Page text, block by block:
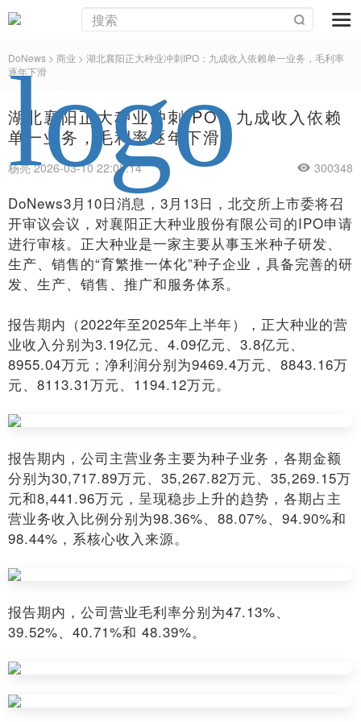
DoNews > 商业 > 湖北襄阳正大种业冲刺IPO：九成收入依赖单一业务，毛利率
逐年下滑
湖北襄阳正大种业冲刺IPO：九成收入依赖
单一业务，毛利率逐年下滑
杨亮 2026-03-10 22:08:14 300348
DoNews3月10日消息，3月13日，北交所上市委将召
开审议会议，对襄阳正大种业股份有限公司的IPO申请
进行审核。正大种业是一家主要从事玉米种子研发、
生产、销售的“育繁推一体化”种子企业，具备完善的研
发、生产、销售、推广和服务体系。
报告期内（2022年至2025年上半年），正大种业的营
业收入分别为3.19亿元、4.09亿元、3.8亿元、
8955.04万元；净利润分别为9469.4万元、8843.16万
元、8113.31万元、1194.12万元。
报告期内，公司主营业务主要为种子业务，各期金额
分别为30,717.89万元、35,267.82万元、35,269.15万
元和8,441.96万元，呈现稳步上升的趋势，各期占主
营业务收入比例分别为98.36%、88.07%、94.90%和
98.44%，系核心收入来源。
报告期内，公司营业毛利率分别为47.13%、
39.52%、40.71%和 48.39%。